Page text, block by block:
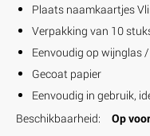
Plaats naamkaartjes
Verpakking van 10
Eenvoudig op wijnglas
Gecoat papier
Eenvoudig in gebruik,
Beschikbaarheid:
Op